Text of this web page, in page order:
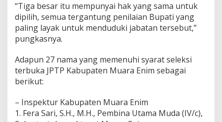
“Tiga besar itu mempunyai hak yang sama untuk
dipilih, semua tergantung penilaian Bupati yang
paling layak untuk menduduki jabatan tersebut,”
pungkasnya.
Adapun 27 nama yang memenuhi syarat seleksi
terbuka JPTP Kabupaten Muara Enim sebagai
berikut:
– Inspektur Kabupaten Muara Enim
1. Fera Sari, S.H., M.H., Pembina Utama Muda (IV/c),